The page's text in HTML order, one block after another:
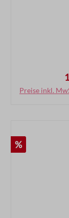
Preise inkl.
Rabatt
%